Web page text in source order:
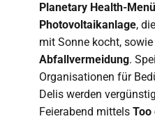
Planetary Health-
Photovoltaikanlage,
mit Sonne kocht,
Abfallvermeidung.
Organisationen für
Delis werden
Feierabend mittels Too